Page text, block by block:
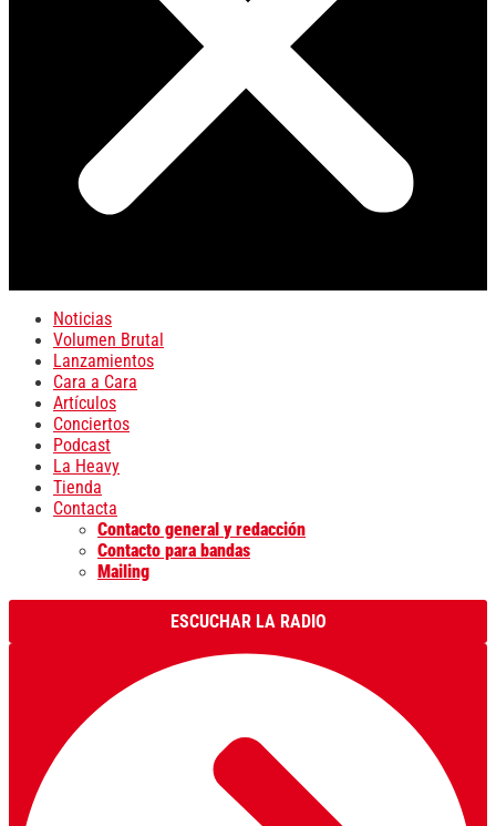
Noticias
Volumen Brutal
Lanzamientos
Cara a Cara
Artículos
Conciertos
Podcast
La Heavy
Tienda
Contacta
Contacto general y redacción
Contacto para bandas
Mailing
ESCUCHAR LA RADIO